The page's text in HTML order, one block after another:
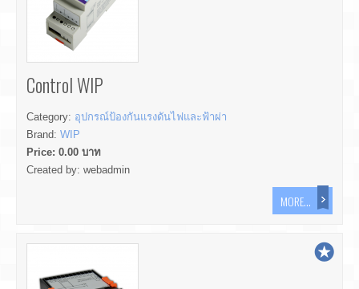
Control WIP
Category: อุปกรณ์ป้องกันแรงดันไฟและฟ้าผ่า
Brand: WIP
Price: 0.00 บาท
Created by: webadmin
MORE...